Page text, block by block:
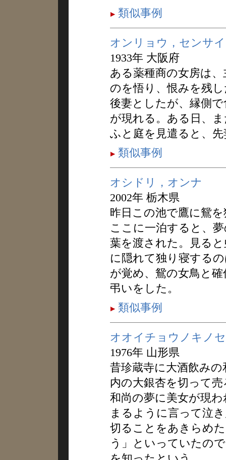
類似事例
オンリョウ，センサ
1933年 大阪府
ある薬種商の女房は
のを悟り、恨みを残
後妻としたが、縁側
が現れる。ある日、
ふと庭を見遣ると、
類似事例
オシドリ，オンナ
2002年 栃木県
昨日この池で鷹に鴛
ここに一泊すると、
葉を渡された。見る
に隠れて独り寝する
が覚め、鴛の女鳥と
弔いをした。
類似事例
オオイチョウノキノ
1976年 山形県
昔珍蔵寺に大酒飲み
内の大銀杏を切って
和尚の夢に美女が現
まるように言って泣
切ることをあきらめ
う」といっていたの